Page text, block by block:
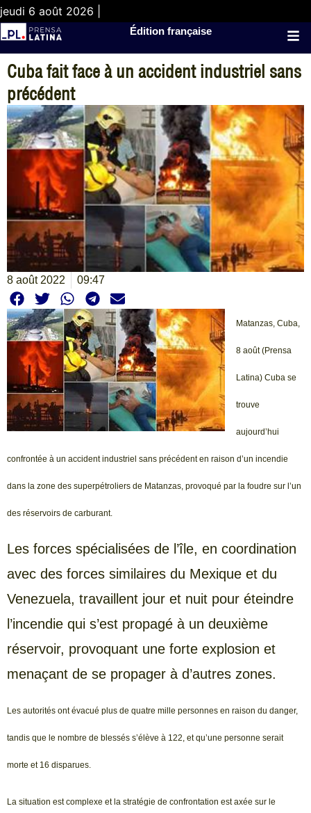
jeudi 6 août 2026 |
Édition française
Cuba fait face à un accident industriel sans
précédent
8 août 2022 09:47
Matanzas, Cuba,
8 août (Prensa
Latina) Cuba se
trouve
aujourd’hui
confrontée à un accident industriel sans précédent en raison d’un incendie
dans la zone des superpétroliers de Matanzas, provoqué par la foudre sur l’un
des réservoirs de carburant.
Les forces spécialisées de l’île, en coordination
avec des forces similaires du Mexique et du
Venezuela, travaillent jour et nuit pour éteindre
l’incendie qui s’est propagé à un deuxième
réservoir, provoquant une forte explosion et
menaçant de se propager à d’autres zones.
Les autorités ont évacué plus de quatre mille personnes en raison du danger,
tandis que le nombre de blessés s’élève à 122, et qu’une personne serait
morte et 16 disparues.
La situation est complexe et la stratégie de confrontation est axée sur le